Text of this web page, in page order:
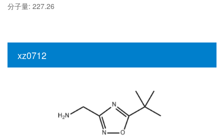
分子量: 227.26
xz0712